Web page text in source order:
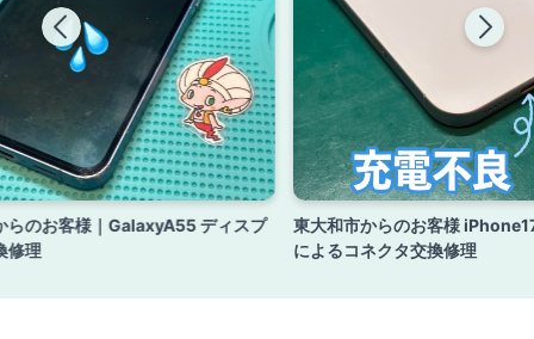
らのお客様｜GalaxyA55 ディスプ
修理
東大和市からのお客様
によるコネクタ交換修理